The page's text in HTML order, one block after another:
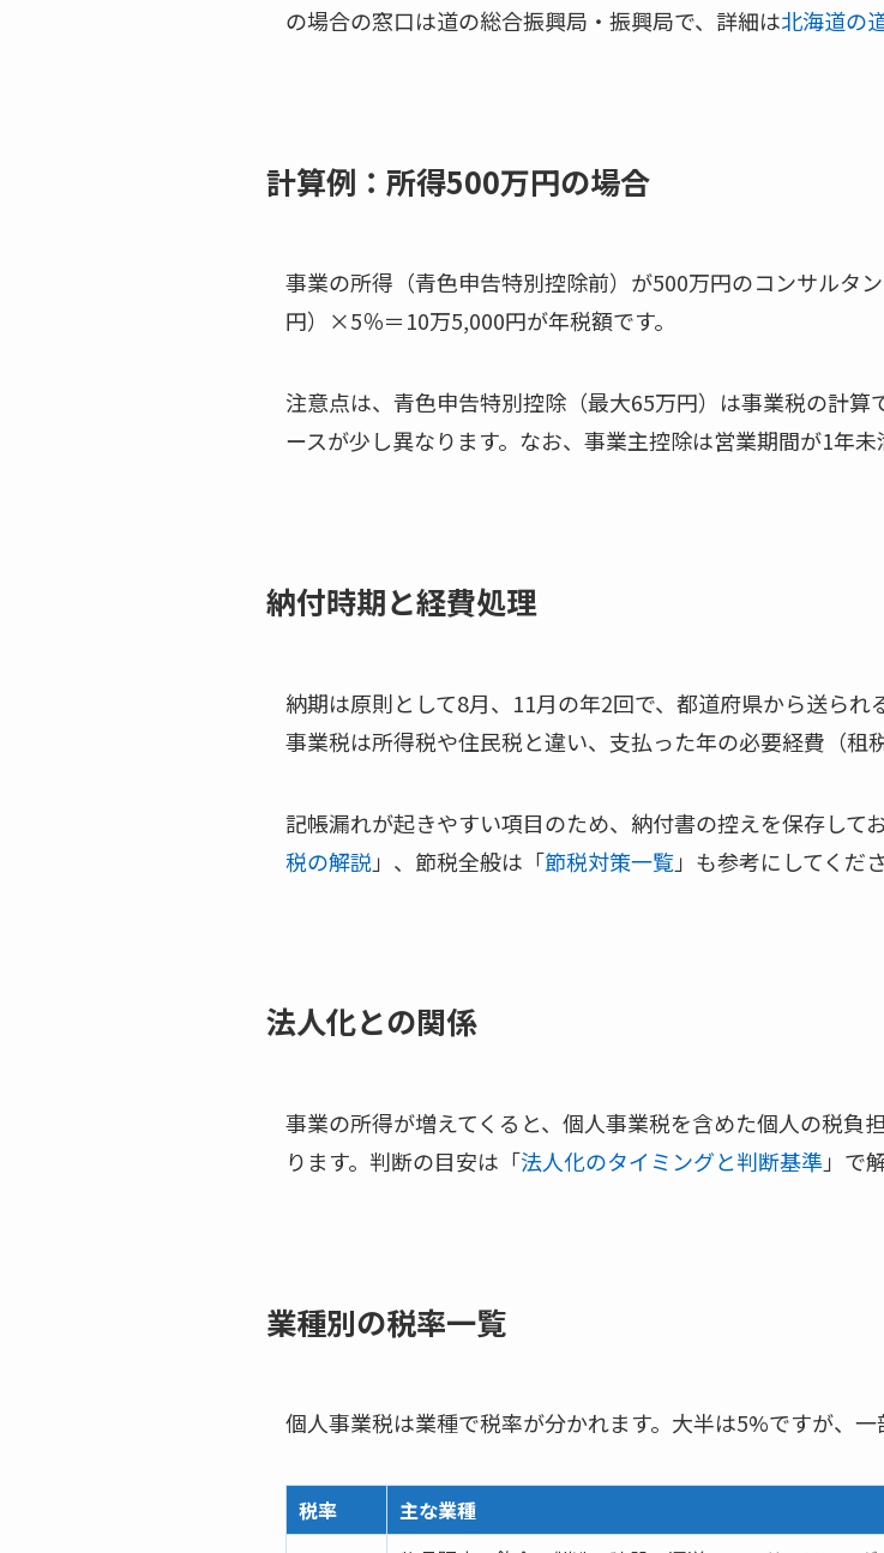
の場合の窓口は道の総合振興局・振興局で、詳細は北海道の
計算例：所得500万円の場合
事業の所得（青色申告特別控除前）が500万円のコンサルタ
円）×5％＝10万5,000円が年税額です。
注意点は、青色申告特別控除（最大65万円）は事業税の計
ースが少し異なります。なお、事業主控除は営業期間が1年未
納付時期と経費処理
納期は原則として8月、11月の年2回で、都道府県から送ら
事業税は所得税や住民税と違い、支払った年の必要経費（租
記帳漏れが起きやすい項目のため、納付書の控えを保存して
税の解説」、節税全般は「節税対策一覧」も参考にしてくだ
法人化との関係
事業の所得が増えてくると、個人事業税を含めた個人の税負
ります。判断の目安は「法人化のタイミングと判断基準」で
業種別の税率一覧
個人事業税は業種で税率が分かれます。大半は5%ですが、一
税率
主な業種